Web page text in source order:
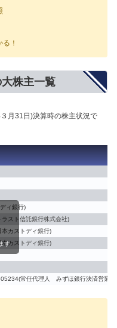
！
株主一覧
31日)決算時の株主状況で
ィ銀行)
スト信託銀行株式会社)
カストディ銀行)
カストディ銀行)
常任代理人 みずほ銀行決済営業部)
す